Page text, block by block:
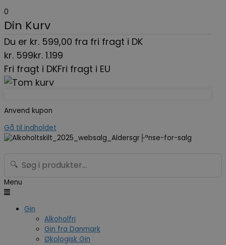
0
Din Kurv
Du er kr. 599,00 fra fri fragt i DK
kr. 599kr. 1.199
Fri fragt i DKFri fragt i EU
Anvend kupon
Gå til indholdet
🔍
Menu
Gin
Alkoholfri
Gin fra Danmark
Økologisk Gin